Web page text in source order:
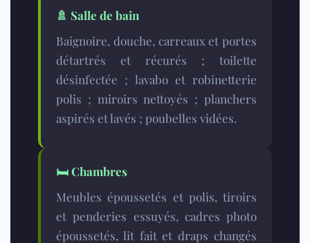
🚿 Salle de bain
Baignoire, douche, carreaux et portes
détartrés et récurés ; toilette
désinfectée ; lavabo et robinetterie
polis ; miroirs nettoyés ; planchers
aspirés et lavés ; poubelles vidées.
🛏️Chambres
Meubles époussetés et polis, tiroirs
et penderies essuyés, cadres photo
époussetés, lit fait et draps changés